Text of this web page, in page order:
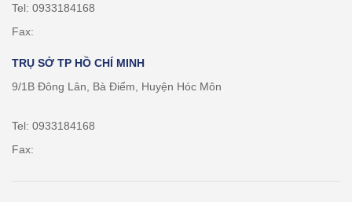
Tel: 0933184168
Fax:
TRỤ SỞ TP HỒ CHÍ MINH
9/1B Đông Lân, Bà Điểm, Huyện Hóc Môn
Tel: 0933184168
Fax: